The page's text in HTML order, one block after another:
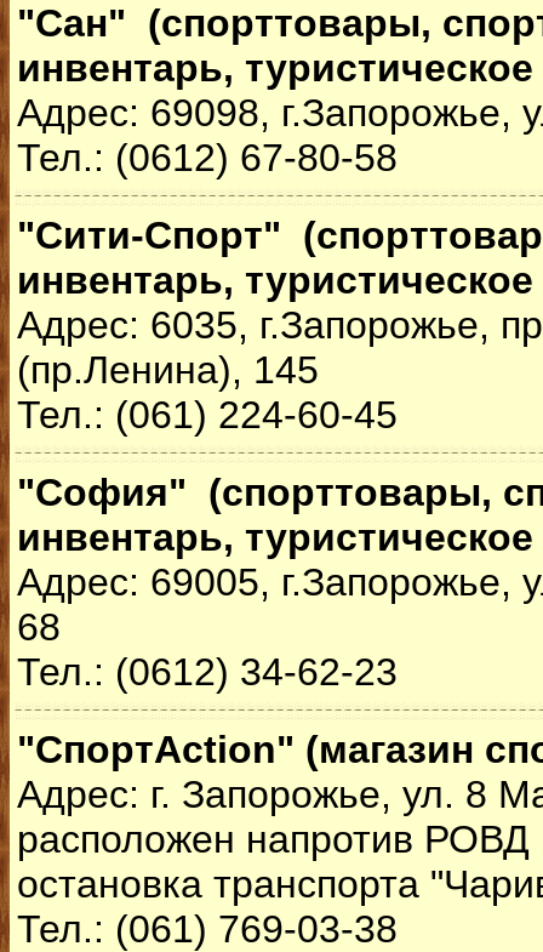
"Сан" (спорттовары,
инвентарь,
Адрес: 69098, г.Запорожье,
Тел.: (0612) 67-80-58
"Сити-Спорт"
инвентарь,
Адрес: 6035, г.Запорожье,
(пр.Ленина), 145
Тел.: (061) 224-60-45
"София" (спорттовары,
инвентарь,
Адрес: 69005, г.Запорожье,
68
Тел.: (0612) 34-62-23
"СпортAction" (магазин
Адрес: г. Запорожье, ул. 8
расположен напротив РОВД
остановка транспорта
Тел.: (061) 769-03-38